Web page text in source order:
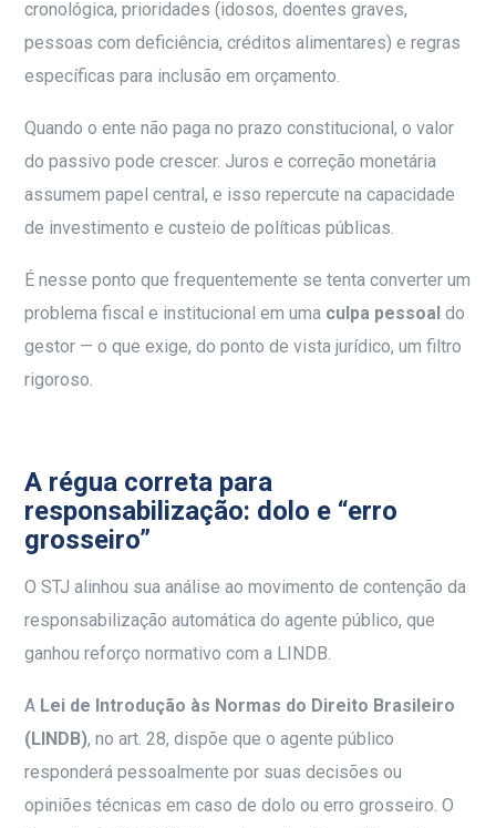
cronológica, prioridades (idosos, doentes graves,
pessoas com deficiência, créditos alimentares) e regras
específicas para inclusão em orçamento.
Quando o ente não paga no prazo constitucional, o valor
do passivo pode crescer. Juros e correção monetária
assumem papel central, e isso repercute na capacidade
de investimento e custeio de políticas públicas.
É nesse ponto que frequentemente se tenta converter um
problema fiscal e institucional em uma culpa pessoal do
gestor — o que exige, do ponto de vista jurídico, um filtro
rigoroso.
A régua correta para
responsabilização: dolo e “erro
grosseiro”
O STJ alinhou sua análise ao movimento de contenção da
responsabilização automática do agente público, que
ganhou reforço normativo com a LINDB.
A Lei de Introdução às Normas do Direito Brasileiro
(LINDB), no art. 28, dispõe que o agente público
responderá pessoalmente por suas decisões ou
opiniões técnicas em caso de dolo ou erro grosseiro. O